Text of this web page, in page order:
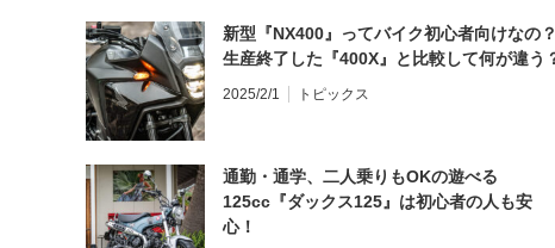
新型『NX400』ってバイク初心者向けなの？
生産終了した『400X』と比較して何が違う
2025/2/1 トピックス
通勤・通学、二人乗りもOKの遊べる
125cc『ダックス125』は初心者の人も安
心！